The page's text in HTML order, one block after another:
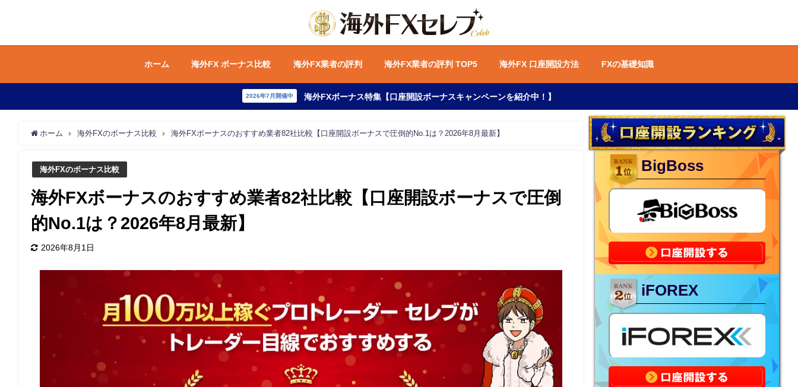
ホーム 海外FX ボーナス比較 海外FX業者の評判 海外FX業者の評判 TOP5 海外FX 口座開設方法 FXの基礎知識
2026年7月開催中 海外FXボーナス特集【口座開設ボーナスキャンペーンを紹介中！】
ホーム 海外FXのボーナス比較 海外FXボーナスのおすすめ業者82社比較【口座開設ボーナスで圧倒的No.1は？2026年8月最新】
海外FXのボーナス比較
海外FXボーナスのおすすめ業者82社比較【口座開設ボーナスで圧倒
的No.1は？2026年8月最新】
2026年8月1日
BigBoss
iFOREX